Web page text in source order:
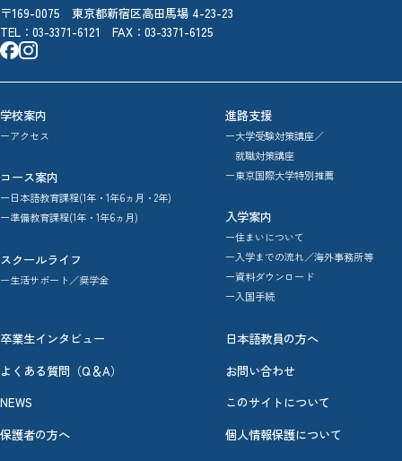
〒169-0075 東京都新宿区高田馬場 4-23-23
TEL： 03-3371-6121 FAX：03-3371-6125
学校案内
ーアクセス
コース案内
ー日本語教育課程(1年・1年6ヵ月・2年)
ー準備教育課程(1年・1年6ヵ月)
スクールライフ
ー生活サポート／奨学金
進路支援
ー大学受験対策講座／
就職対策講座
ー東京国際大学特別推薦
入学案内
ー住まいについて
ー入学までの流れ／海外事務所等
ー資料ダウンロード
ー入国手続
卒業生インタビュー
よくある質問（Q＆A）
NEWS
保護者の方へ
日本語教員の方へ
お問い合わせ
このサイトについて
個人情報保護について